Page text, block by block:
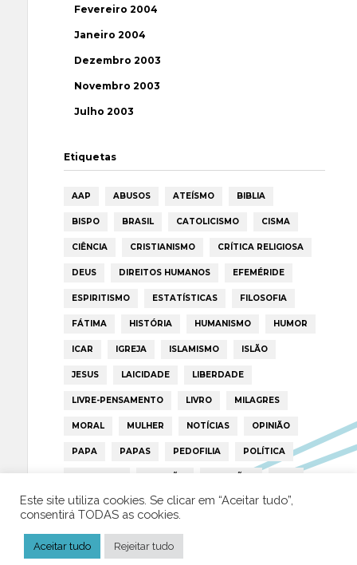
Fevereiro 2004
Janeiro 2004
Dezembro 2003
Novembro 2003
Julho 2003
Etiquetas
AAP ABUSOS ATEÍSMO BIBLIA
BISPO BRASIL CATOLICISMO CISMA
CIÊNCIA CRISTIANISMO CRÍTICA RELIGIOSA
DEUS DIREITOS HUMANOS EFEMÉRIDE
ESPIRITISMO ESTATÍSTICAS FILOSOFIA
FÁTIMA HISTÓRIA HUMANISMO HUMOR
ICAR IGREJA ISLAMISMO ISLÃO
JESUS LAICIDADE LIBERDADE
LIVRE-PENSAMENTO LIVRO MILAGRES
MORAL MULHER NOTÍCIAS OPINIÃO
PAPA PAPAS PEDOFILIA POLÍTICA
PORTUGAL RELIGIÃO RELIGIÕES RTP
TRUMP VATICANO
Este site utiliza cookies. Se clicar em “Aceitar tudo”,
consentirá TODAS as cookies.
Aceitar tudo Rejeitar tudo